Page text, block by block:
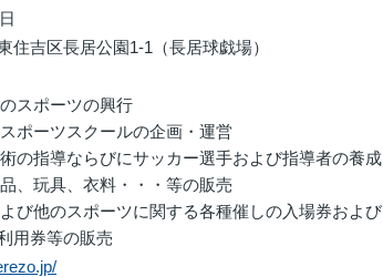
住吉区長居公園1-1（長居球戯場）
スポーツの興行
ポーツスクールの企画・運営
の指導ならびにサッカー選手および指導者の養成
、玩具、衣料・・・等の販売
び他のスポーツに関する各種催しの入場券および
用券等の販売